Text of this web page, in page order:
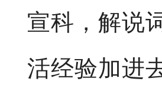
宣科，解说
活经验加进